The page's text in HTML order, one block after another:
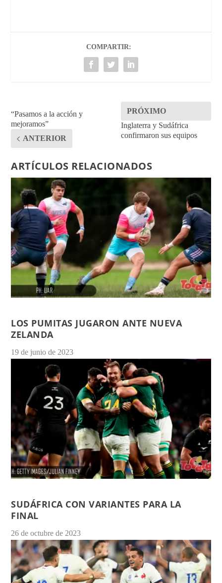
COMPARTIR:
“Pasamos a la acción y
mejoramos”
ANTERIOR
PRÓXIMO
Inglaterra y Sudáfrica
confirmaron sus equipos
ARTÍCULOS RELACIONADOS
LOS PUMITAS JUGARON ANTE NUEVA
ZELANDA
19 de junio de 2023
SUDÁFRICA CON VARIANTES PARA LA
FINAL
26 de octubre de 2023